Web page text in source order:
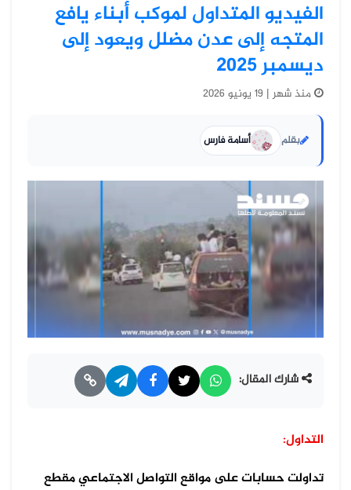
الفيديو المتداول لموكب أبناء يافع
المتجه إلى عدن مضلل ويعود إلى
ديسمبر 2025
منذ شهر | 19 يونيو 2026
بقلم أسامة فارس
شارك المقال:
التداول:
تداولت حسابات على مواقع التواصل الاجتماعي مقطع